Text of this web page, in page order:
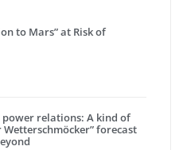
to Mars” at Risk of
power relations: A kind of
forecast